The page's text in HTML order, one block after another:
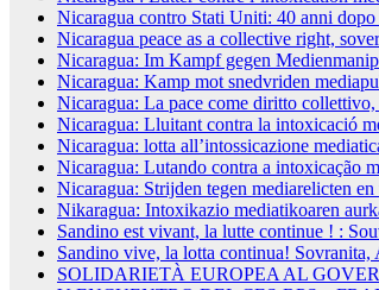
Nicaragua contro Stati Uniti: 40 anni dopo
Nicaragua peace as a collective right,
Nicaragua: Im Kampf gegen
Nicaragua: Kamp mot snedvriden
Nicaragua: La pace come diritto
Nicaragua: Lluitant contra la intoxicació
Nicaragua: lotta all’intossicazione
Nicaragua: Lutando contra a intoxicação
Nicaragua: Strijden tegen mediarelicten
Nikaragua: Intoxikazio mediatikoaren
Sandino est vivant, la lutte continue ! :
Sandino vive, la lotta continua! Sovranita,
SOLIDARIETÀ EUROPEA AL